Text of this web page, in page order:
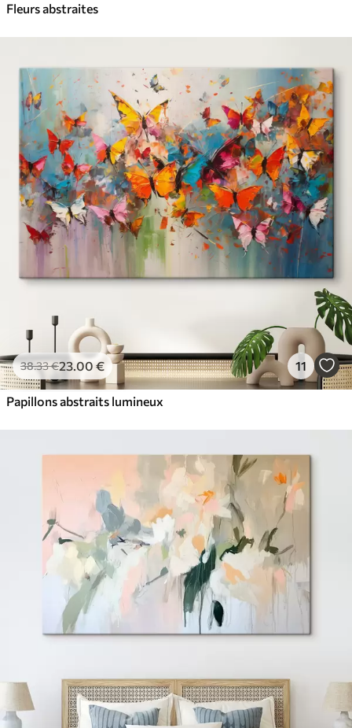
Fleurs abstraites
38.33€23.00 € 11
Papillons abstraits lumineux